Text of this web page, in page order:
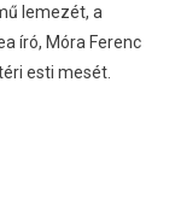
lemezét, a
író, Móra Ferenc
esti mesét.